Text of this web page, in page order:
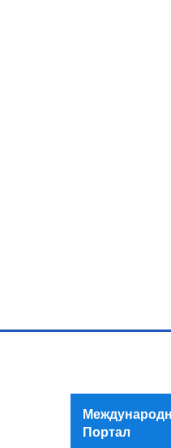
Портал